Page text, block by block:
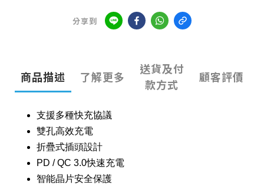
分享到
商品描述 了解更多
送貨及付
款方式
顧客評價
支援多種快充協議
雙孔高效充電
折疊式插頭設計
PD / QC 3.0快速充電
智能晶片安全保護